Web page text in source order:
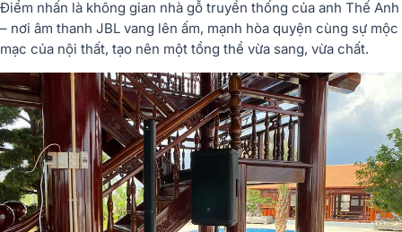
Điểm nhấn là không gian nhà gỗ truyền thống của anh Thế Anh
– nơi âm thanh JBL vang lên ấm, mạnh hòa quyện cùng sự mộc
mạc của nội thất, tạo nên một tổng thể vừa sang, vừa chất.